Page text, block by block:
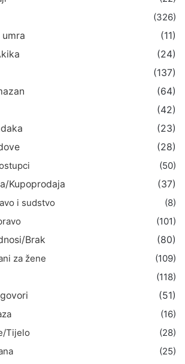
(326)
(11)
(24)
(137)
(64)
(42)
(23)
(28)
(50)
Kupoprodaja
(37)
i sudstvo
(8)
(101)
Brak
(80)
za žene
(109)
(118)
(51)
(16)
Tijelo
(28)
(25)